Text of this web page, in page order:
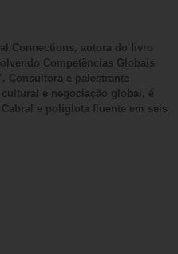
Connections, autora do livro
Competências Globais
Consultora e palestrante
e negociação global, é
e poliglota fluente em seis